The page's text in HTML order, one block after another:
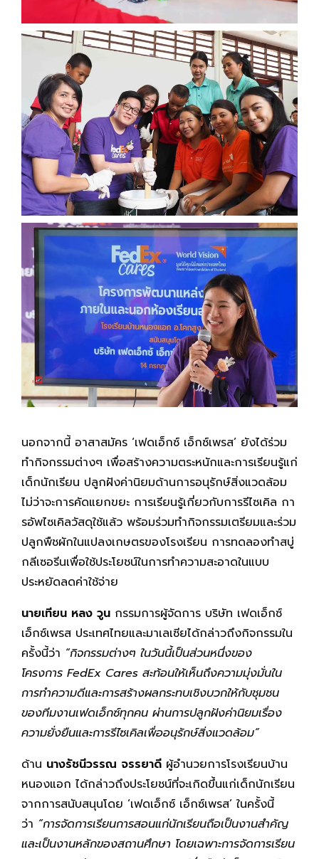
นอกจากนี้ อาสาสมัคร ‘เฟดเอ็กซ์ เอ็กซ์เพรส’ ยังได้ร่วม
ทำกิจกรรมต่างๆ เพื่อสร้างความตระหนักและการเรียนรู้แก่
เด็กนักเรียน ปลูกฝังค่านิยมด้านการอนุรักษ์สิ่งแวดล้อม
ไม่ว่าจะการคัดแยกขยะ การเรียนรู้เกี่ยวกับการรีไซเคิล กา
รอัพไซเคิลวัสดุใช้แล้ว พร้อมร่วมทำกิจกรรมเตรียมและร่วม
ปลูกพืชผักในแปลงเกษตรของโรงเรียน การทดลองทำสบู่
กลีเซอรีนเพื่อใช้ประโยชน์ในการทำความสะอาดในแบบ
ประหยัดลดค่าใช้จ่าย
นายเทียน หลง วูน กรรมการผู้จัดการ บริษัท เฟดเอ็กซ์
เอ็กซ์เพรส ประเทศไทยและมาเลเซียได้กล่าวถึงกิจกรรมใน
ครั้งนี้ว่า “กิจกรรมต่างๆ ในวันนี้เป็นส่วนหนึ่งของ
โครงการ FedEx Cares สะท้อนให้เห็นถึงความมุ่งมั่นใน
การทำความดีและการสร้างผลกระทบเชิงบวกให้กับชุมชน
ของทีมงานเฟดเอ็กซ์ทุกคน ผ่านการปลูกฝังค่านิยมเรื่อง
ความยั่งยืนและการรีไซเคิลเพื่ออนุรักษ์สิ่งแวดล้อม”
ด้าน นางรัชนีวรรณ จรรยาดี ผู้อำนวยการโรงเรียนบ้าน
หนองแอก ได้กล่าวถึงประโยชน์ที่จะเกิดขึ้นแก่เด็กนักเรียน
จากการสนับสนุนโดย ‘เฟดเอ็กซ์ เอ็กซ์เพรส’ ในครั้งนี้
ว่า “การจัดการเรียนการสอนแก่นักเรียนถือเป็นงานสำคัญ
และเป็นงานหลักของสถานศึกษา โดยเฉพาะการจัดการเรียน